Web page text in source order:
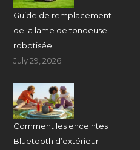
Guide de remplacement
de la lame de tondeuse
robotisée
July 29, 2026
Comment les enceintes
Bluetooth d’extérieur